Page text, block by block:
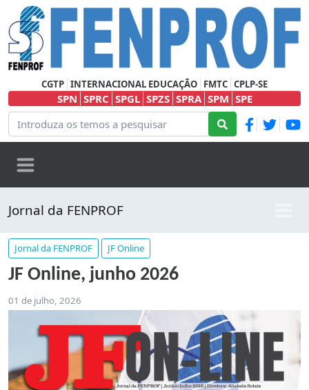
CGTP INTERNACIONAL EDUCAÇÃO FMTC CPLP-SE
SPN SPRC SPGL SPZS SPRA SPM SPE
Jornal da FENPROF
Jornal da FENPROF JF Online
JF Online, junho 2026
01 de julho, 2026